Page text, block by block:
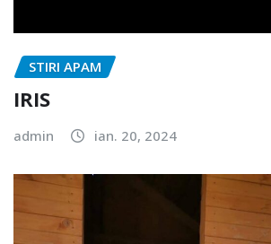
STIRI APAM
IRIS
admin ian. 20, 2024